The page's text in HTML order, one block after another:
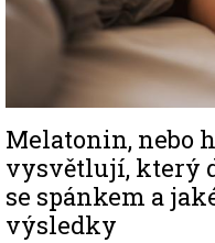
Melatonin, nebo
vysvětlují, který
se spánkem a
výsledky